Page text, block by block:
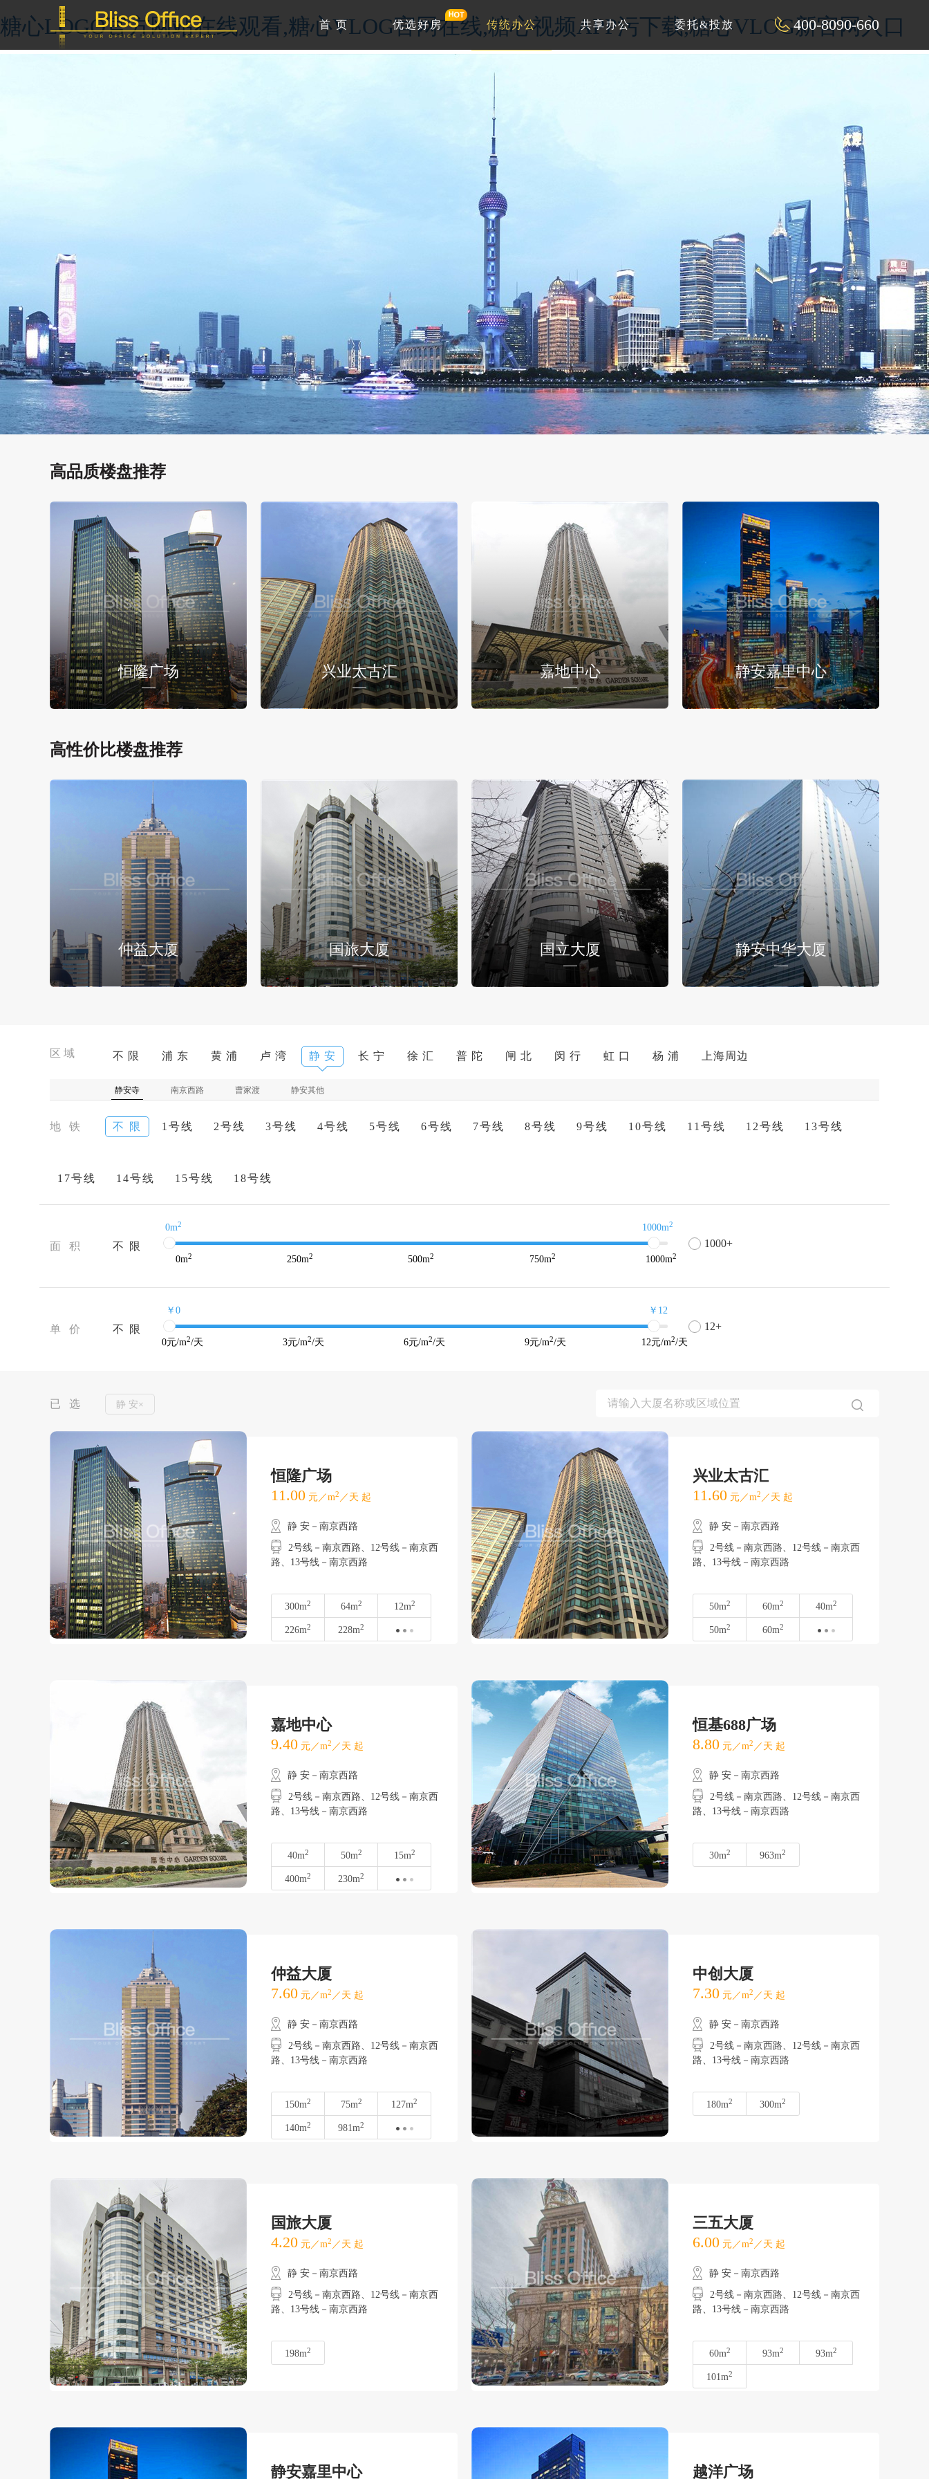
糖心LOGO官方网站在线观看,糖心VLOG官网在线,糖心视频APP污下载,糖心VLOG新官网入口
400-8090-660
首 页 优选好房 传统办公 共享办公 委托&投放
高品质楼盘推荐
恒隆广场 兴业太古汇 嘉地中心 静安嘉里中心
高性价比楼盘推荐
仲益大厦 国旅大厦 国立大厦 静安中华大厦
区域 不 限 浦 东 黄 浦 卢 湾 静 安 长 宁 徐 汇 普 陀 闸 北 闵 行 虹 口 杨 浦 上海周边
静安寺 南京西路 曹家渡 静安其他
地 铁 不 限 1号线 2号线 3号线 4号线 5号线 6号线 7号线 8号线 9号线 10号线 11号线 12号线 13号线
17号线 14号线 15号线 18号线
面 积 不 限
0m2 1000m2
0m2 250m2 500m2 750m2 1000m2
1000+
单 价 不 限
￥0 ￥12
0元/m2/天 3元/m2/天 6元/m2/天 9元/m2/天 12元/m2/天
12+
已 选 静 安×
恒隆广场
11.00 元／m2 ／天 起
静 安－南京西路
2号线－南京西路、12号线－南京西
路、13号线－南京西路
300m2 64m2 12m2
226m2 228m2
兴业太古汇
11.60 元／m2 ／天 起
静 安－南京西路
2号线－南京西路、12号线－南京西
路、13号线－南京西路
50m2 60m2 40m2
50m2 60m2
嘉地中心
9.40 元／m2 ／天 起
静 安－南京西路
2号线－南京西路、12号线－南京西
路、13号线－南京西路
40m2 50m2 15m2
400m2 230m2
恒基688广场
8.80 元／m2 ／天 起
静 安－南京西路
2号线－南京西路、12号线－南京西
路、13号线－南京西路
30m2 963m2
仲益大厦
7.60 元／m2 ／天 起
静 安－南京西路
2号线－南京西路、12号线－南京西
路、13号线－南京西路
150m2 75m2 127m2
140m2 981m2
中创大厦
7.30 元／m2 ／天 起
静 安－南京西路
2号线－南京西路、12号线－南京西
路、13号线－南京西路
180m2 300m2
国旅大厦
4.20 元／m2 ／天 起
静 安－南京西路
2号线－南京西路、12号线－南京西
路、13号线－南京西路
198m2
三五大厦
6.00 元／m2 ／天 起
静 安－南京西路
2号线－南京西路、12号线－南京西
路、13号线－南京西路
60m2 93m2 93m2
101m2
静安嘉里中心 越洋广场